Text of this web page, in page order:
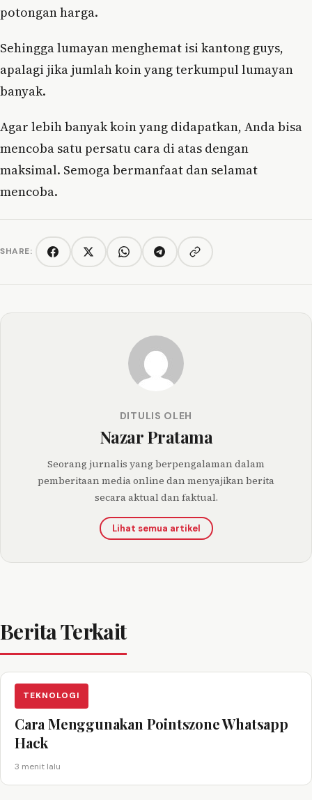
potongan harga.
Sehingga lumayan menghemat isi kantong guys,
apalagi jika jumlah koin yang terkumpul lumayan
banyak.
Agar lebih banyak koin yang didapatkan, Anda bisa
mencoba satu persatu cara di atas dengan
maksimal. Semoga bermanfaat dan selamat
mencoba.
SHARE: FacebookTwitter/XWhatsAppTelegramCopy link
DITULIS OLEH
Nazar Pratama
Seorang jurnalis yang berpengalaman dalam
pemberitaan media online dan menyajikan berita
secara aktual dan faktual.
Lihat semua artikel
Berita Terkait
TEKNOLOGI
Cara Menggunakan Pointszone Whatsapp
Hack
3 menit lalu